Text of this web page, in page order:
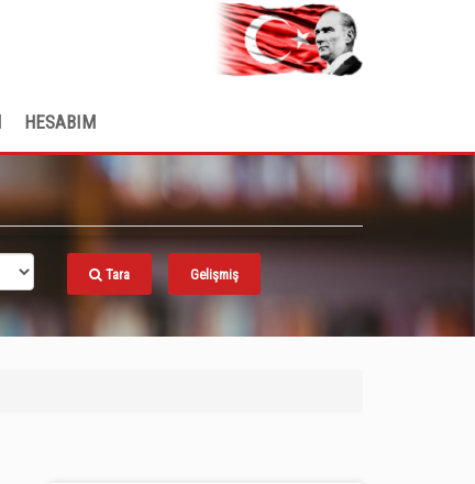
HESABIM
Tara Gelişmiş